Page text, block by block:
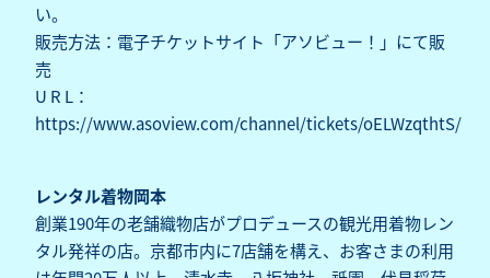
い。
販売方法：電子チケットサイト「アソビュー！」にて販
売
U R L：
https://www.asoview.com/channel/tickets/oELWzqthtS/
レンタル着物岡本
創業190年の老舗織物店がプロデュースの観光用着物レン
タル発祥の店。京都市内に7店舗を構え、お客さまの利用